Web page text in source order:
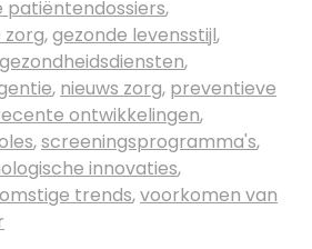
patiëntendossiers,
,gezonde levensstijl,
gezondheidsdiensten,
, nieuws zorg, preventieve
ontwikkelingen,
,screeningsprogramma's,
innovaties,
trends,voorkomen van